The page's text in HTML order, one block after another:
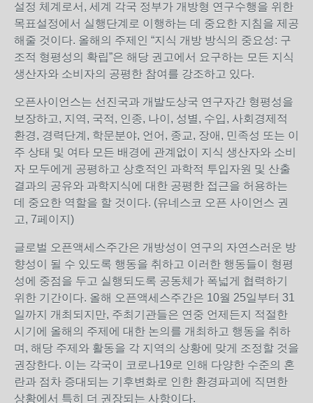
설정 체계로서 , 세계 각국 정부가 개방형 연구수행을 위한
목표설정에서 실행단계로 이행하는 데 중요한 지침을 제공
해줄 것이다. 올해의 주제인 “지식 개방 방식의 중요성: 구
조적 형평성의 확립”은 해당 권고에서 요구하는 모든 지식
생산자와 소비자의 공평한 참여를 강조하고 있다.
오픈사이언스는 선진국과 개발도상국 연구자간 형평성을
보장하고, 지역, 국적, 인종, 나이 , 성별, 수입, 사회경제적
환경, 경력단계 , 학문분야, 언어 , 종교, 장애 , 민족성 또는 이
주 상태 및 여타 모든 배경에 관계없이 지식 생산자와 소비
자 모두에게 공평하고 상호적인 과학적 투입자원 및 산출
결과의 공유와 과학지식에 대한 공평한 접근을 허용하는
데 중요한 역할을 할 것이다. (유네스코 오픈 사이언스 권
고, 7페이지 )
글로벌 오픈액세스주간은 개방성이 연구의 자연스러운 방
향성이 될 수 있도록 행동을 취하고 이러한 행동들이 형평
성에 중점을 두고 실행되도록 공동체가 폭넓게 협력하기
위한 기간이다. 올해 오픈액세스주간은 10월 25일부터 31
일까지 개최되지만, 주최기관들은 연중 언제든지 적절한
시기에 올해의 주제에 대한 논의를 개최하고 행동을 취하
며 , 해당 주제와 활동을 각 지역의 상황에 맞게 조정할 것을
권장한다. 이는 각국이 코로나19 로 인해 다양한 수준의 혼
란과 점차 증대되는 기후변화로 인한 환경파괴에 직면한
상황에서 특히 더 권장되는 사항이다.